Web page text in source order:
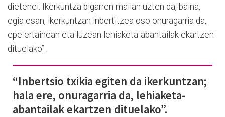
dietenei. Ikerkuntza bigarren mailan uzten da, baina,
egia esan, ikerkuntzan inbertitzea oso onuragarria da,
epe ertainean eta luzean lehiaketa-abantailak ekartzen
dituelako”.
“Inbertsio txikia egiten da ikerkuntzan;
hala ere, onuragarria da, lehiaketa-
abantailak ekartzen dituelako”.